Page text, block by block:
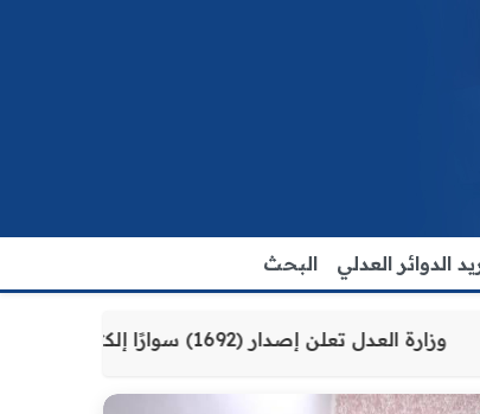
الدوائر العدلي البحث
وزارة العدل تعلن إصدار (1692) سوارًا إلكترونيًا لنزلاء سجن الناصرية المركزي لتنظيم التعاملات المالية داخل المؤسسات الإصلاحية